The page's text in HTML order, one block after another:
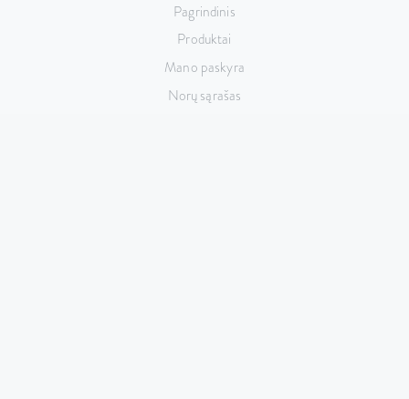
Pagrindinis
Produktai
Mano paskyra
Norų sąrašas